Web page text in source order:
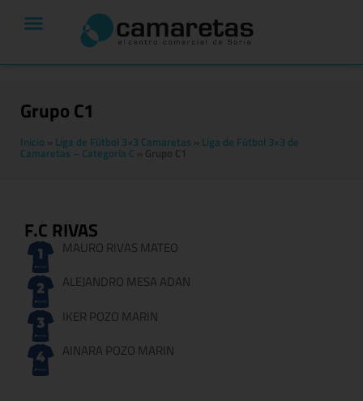
Grupo C1
Inicio » Liga de Fútbol 3×3 Camaretas » Liga de Fútbol 3×3 de
Camaretas – Categoría C » Grupo C1
F.C RIVAS
MAURO RIVAS MATEO
ALEJANDRO MESA ADAN
IKER POZO MARIN
AINARA POZO MARIN